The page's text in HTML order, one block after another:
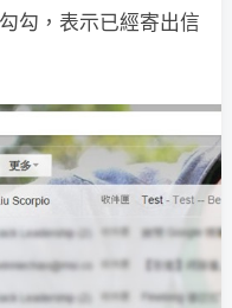
勾，表示已經寄出信